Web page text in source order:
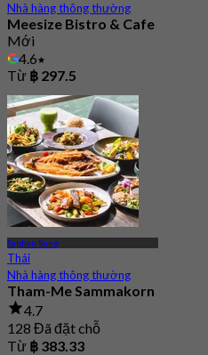
Nhà hàng thông thường
Meesize Bistro & Cafe
Mới
4.6
Từ ฿ 297.5
Saphan Sung
Thái
Nhà hàng thông thường
Tham-Me Sammakorn
4.7
128 Đã đặt chỗ
Từ ฿ 383.33